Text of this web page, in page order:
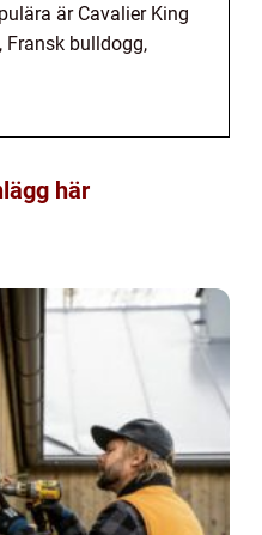
är Cavalier King
Fransk bulldogg,
här